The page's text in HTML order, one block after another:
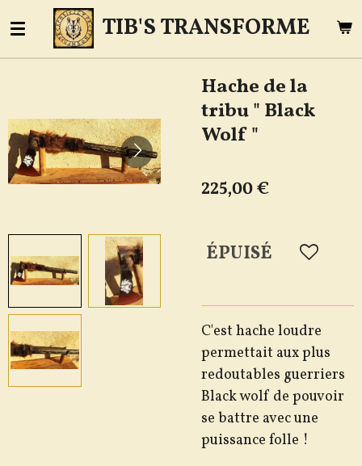
Passer
au
contenu
TIB'S TRANSFORME
Hache de la
tribu " Black
Wolf "
225,00 €
ÉPUISÉ
C'est hache loudre
permettait aux plus
redoutables guerriers
Black wolf de pouvoir
se battre avec une
puissance folle !